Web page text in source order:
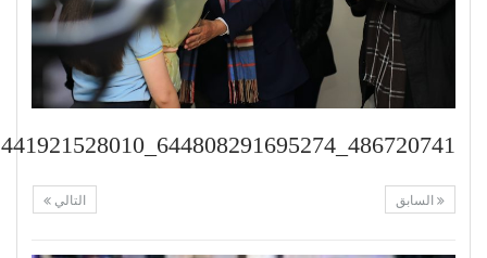
486720741_644808291695274_4792102441921528010_n
التالي السابق